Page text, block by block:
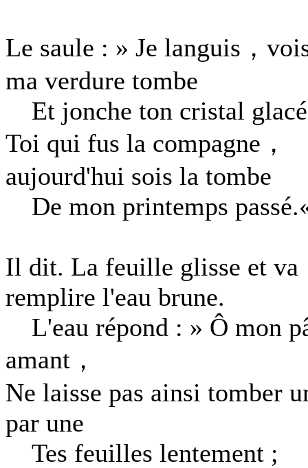
Le saule : » Je languis，
ma verdure tombe
Et jonche ton cristal
Toi qui fus la compagne，
aujourd'hui sois la tombe
De mon printemps
Il dit. La feuille glisse et va
remplire l'eau brune.
L'eau répond : » Ô mon
amant，
Ne laisse pas ainsi tomber
par une
Tes feuilles lentement ;